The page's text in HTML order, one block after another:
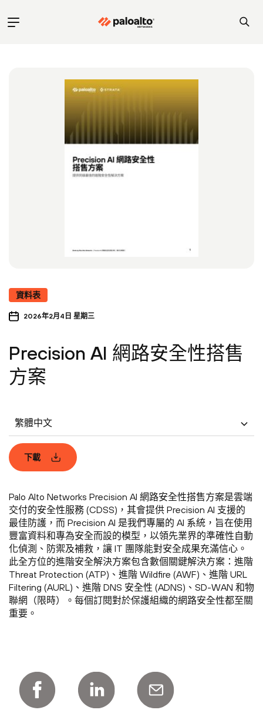
資料表
2026年2月4日 星期三
Precision AI 網路安全性搭售
方案
繁體中文
下載
Palo Alto Networks Precision AI 網路安全性搭售方案是雲端
交付的安全性服務 (CDSS)，其會提供 Precision AI 支援的
最佳防護，而 Precision AI 是我們專屬的 AI 系統，旨在使用
豐富資料和專為安全而設的模型，以領先業界的準確性自動
化偵測、防禦及補救，讓 IT 團隊能對安全成果充滿信心。
此全方位的進階安全解決方案包含數個關鍵解決方案：進階
Threat Protection (ATP)、進階 Wildfire (AWF)、進階 URL
Filtering (AURL)、進階 DNS 安全性 (ADNS)、SD-WAN 和物
聯網（限時）。每個訂閱對於保護組織的網路安全性都至關
重要。